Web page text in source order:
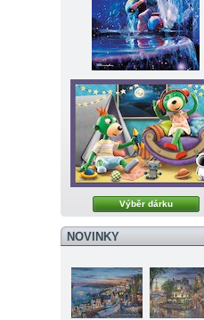
Výběr dárku
NOVINKY